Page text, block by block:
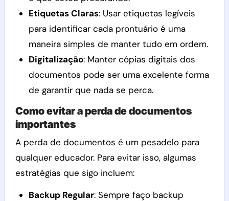
Etiquetas Claras: Usar etiquetas legíveis
para identificar cada prontuário é uma
maneira simples de manter tudo em ordem.
Digitalização: Manter cópias digitais dos
documentos pode ser uma excelente forma
de garantir que nada se perca.
Como evitar a perda de documentos
importantes
A perda de documentos é um pesadelo para
qualquer educador. Para evitar isso, algumas
estratégias que sigo incluem:
Backup Regular: Sempre faço backup